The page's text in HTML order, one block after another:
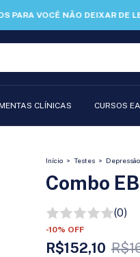
DE LEVAR PARA CASA.
CLÍNICAS CURSOS
Início > Testes > Depressão
Combo
(0)
-10% OFF
R$152,10